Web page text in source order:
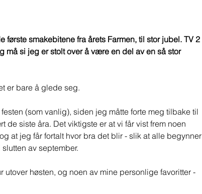
første smakebitene fra årets Farmen, til stor jubel. TV 2
må si jeg er stolt over å være en del av en så stor
er bare å glede seg.
(som vanlig), siden jeg måtte forte meg tilbake til
de siste åra. Det viktigste er at vi får vist frem noen
at jeg får fortalt hvor bra det blir - slik at alle begynner
av september.
utover høsten, og noen av mine personlige favoritter -